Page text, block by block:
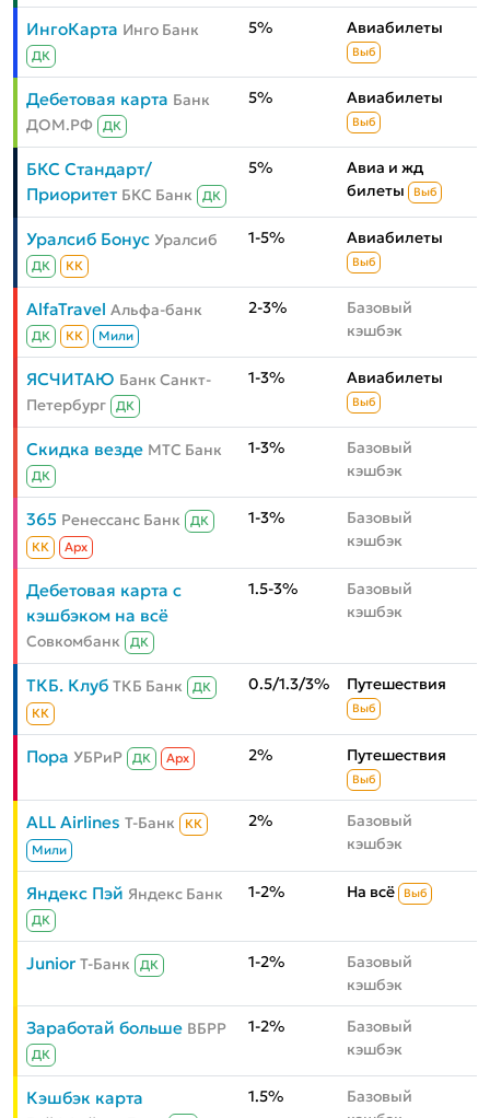
ИнгоКарта Инго Банк
ДК
5% Авиабилеты
Выб
Дебетовая карта Банк
ДОМ.РФ
ДК
5% Авиабилеты
Выб
БКС Стандарт/
Приоритет БКС Банк ДК
5%
Авиа и жд
билеты
Выб
Уралсиб Бонус Уралсиб
ДК КК
1-5% Авиабилеты
Выб
AlfaTravel Альфа-банк
ДК КК Мили
2-3%
Базовый
кэшбэк
ЯСЧИТАЮ Банк Санкт-
Петербург
ДК
1-3% Авиабилеты
Выб
Скидка везде МТС Банк
ДК
1-3%
Базовый
кэшбэк
365 Ренессанс Банк
ДК
КК
Aрх
1-3%
Базовый
кэшбэк
Дебетовая карта с
кэшбэком на всё
Совкомбанк ДК
1.5-3%
Базовый
кэшбэк
ТКБ. Клуб ТКБ Банк
ДК
КК
0.5/1.3/3% Путешествия
Выб
Пора УБРиР ДК Aрх 2% Путешествия
Выб
ALL Airlines Т-Банк
КК
Мили
2%
Базовый
кэшбэк
Яндекс Пэй Яндекс Банк
ДК
1-2% На всё Выб
Junior Т-Банк ДК 1-2%
Базовый
кэшбэк
Заработай больше ВБРР
ДК
1-2%
Базовый
кэшбэк
Кэшбэк карта 1.5%
Базовый